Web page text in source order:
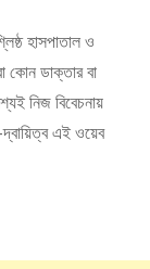
হাসপাতাল ও
কোন ডাক্তার বা
নিজ বিবেচনায়
দ্বায়িত্ব এই ওয়েব